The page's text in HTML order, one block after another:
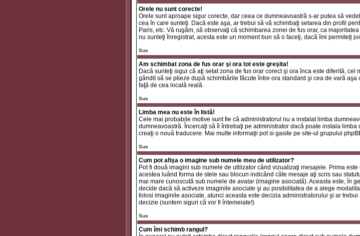
Orele nu sunt corecte!
Orele sunt aproape sigur corecte, dar ceea ce dumneavoastră s-ar putea să
cea în care sunteţi. Dacă este aşa, ar trebui să vă schimbaţi setarea din profil
Paris, etc. Vă rugăm, să observaţi că schimbarea zonei de fus orar, ca
nu sunteţi înregistrat, acesta este un moment bun să o faceţi, dacă îmi permiteţi
Sus
Am schimbat zona de fus orar şi ora tot este greşita!
Dacă sunteţi sigur că aţi setat zona de fus orar corect şi ora înca este diferită,
gândit să se plieze după schimbările făcute între ora standard şi cea de vară
faţă de cea locală reală.
Sus
Limba mea nu este în listă!
Cele mai probabile motive sunt fie că administratorul nu a instalat limba
dumneavoastră. Încercaţi să îl întrebaţi pe administrator dacă poate instala
creaţi o nouă traducere. Mai multe informaţii pot si gasite pe site-ul grupului
Sus
Cum pot afişa o imagine sub numele meu de utilizator?
Pot fi două imagini sub numele de utilizator când vizualizaţi mesajele. Prima
acestea luând forma de stele sau blocuri indicând câte mesaje aţi scris sau
mai mare cunoscută sub numele de avatar(imagine asociată). Aceasta este, în
decide dacă să activeze imaginile asociate şi au posibilitatea de a alege
folosi imaginile asociate, atunci aceasta este decizia administratorului şi ar
decizie (suntem siguri că vor fi întemeiate!)
Sus
Cum îmi schimb rangul?